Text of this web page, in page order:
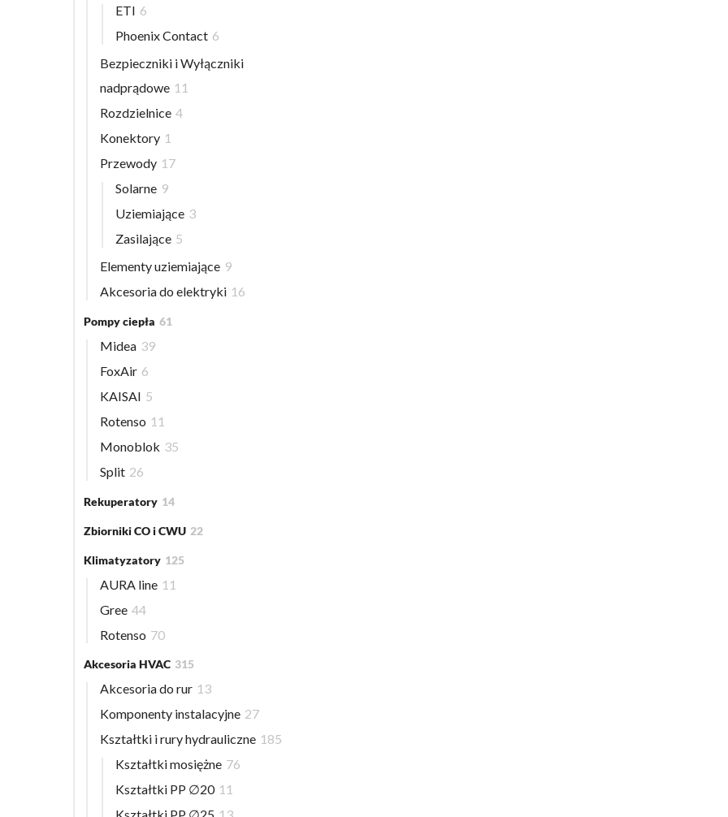
ETI 6
Phoenix Contact 6
Bezpieczniki i Wyłączniki
nadprądowe 11
Rozdzielnice 4
Konektory 1
Przewody 17
Solarne 9
Uziemiające 3
Zasilające 5
Elementy uziemiające 9
Akcesoria do elektryki 16
Pompy ciepła 61
Midea 39
FoxAir 6
KAISAI 5
Rotenso 11
Monoblok 35
Split 26
Rekuperatory 14
Zbiorniki CO i CWU 22
Klimatyzatory 125
AURA line 11
Gree 44
Rotenso 70
Akcesoria HVAC 315
Akcesoria do rur 13
Komponenty instalacyjne 27
Kształtki i rury hydrauliczne 185
Kształtki mosiężne 76
Kształtki PP ∅20 11